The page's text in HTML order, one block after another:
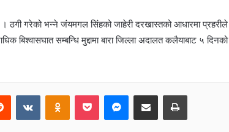
गरेको भन्ने जंयमगल सिंहको जाहेरी दरखास्तको आधारमा प्रहरीले
बिश्वासघात सम्बन्धि मुद्दामा बारा जिल्ला अदालत कलैयाबाट ५ दिनको